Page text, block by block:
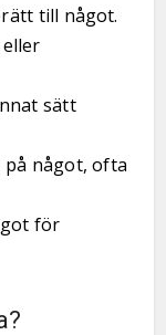
till något.
sätt
något, ofta
för